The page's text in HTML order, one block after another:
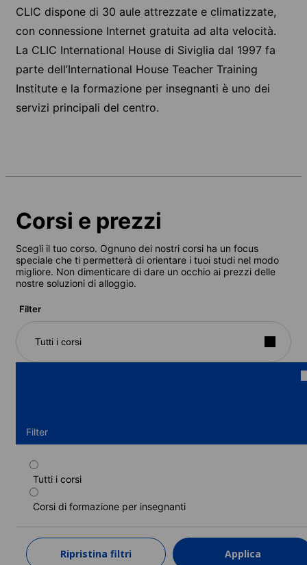
CLIC dispone di 30 aule attrezzate e climatizzate,
con connessione Internet gratuita ad alta velocità.
La CLIC International House di Siviglia dal 1997 fa
parte dell’International House Teacher Training
Institute e la formazione per insegnanti è uno dei
servizi principali del centro.
Corsi e prezzi
Scegli il tuo corso. Ognuno dei nostri corsi ha un focus
speciale che ti permetterà di orientare i tuoi studi nel modo
migliore. Non dimenticare di dare un occhio ai prezzi delle
nostre soluzioni di alloggio.
Filter
Tutti i corsi
Filter
Tutti i corsi
Corsi di formazione per insegnanti
Ripristina filtri Applica
Corso di preparazione all'esame CELTA
Durata: 4 settimane
4 settimanea partire da